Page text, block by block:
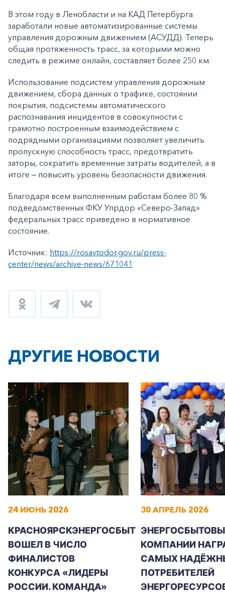
В этом году в Ленобласти и на КАД Петербурга
заработали новые автоматизированные системы
управления дорожным движением (АСУДД). Теперь
общая протяженность трасс, за которыми можно
следить в режиме онлайн, составляет более 250 км.
Использование подсистем управления дорожным
движением, сбора данных о трафике, состоянии
покрытия, подсистемы автоматического
распознавания инцидентов в совокупности с
грамотно построенным взаимодействием с
подрядными организациями позволяет увеличить
пропускную способность трасс, предотвратить
заторы, сократить временные затраты водителей, а в
итоге ‒ повысить уровень безопасности движения.
Благодаря всем выполненным работам более 80 %
подведомственных ФКУ Упрдор «Северо-Запад»
федеральных трасс приведено в нормативное
состояние.
Источник: https://rosavtodor.gov.ru/press-
center/news/archive-news/671041
ДРУГИЕ НОВОСТИ
24 ИЮНЬ 2026
КРАСНОЯРСКЭНЕРГОСБЫТ
ВОШЕЛ В ЧИСЛО
ФИНАЛИСТОВ
КОНКУРСА «ЛИДЕРЫ
РОССИИ. КОМАНДА»
30 АПРЕЛЬ 2026
КОМПАНИИ
САМЫХ
ПОТРЕБИТЕЛЕЙ